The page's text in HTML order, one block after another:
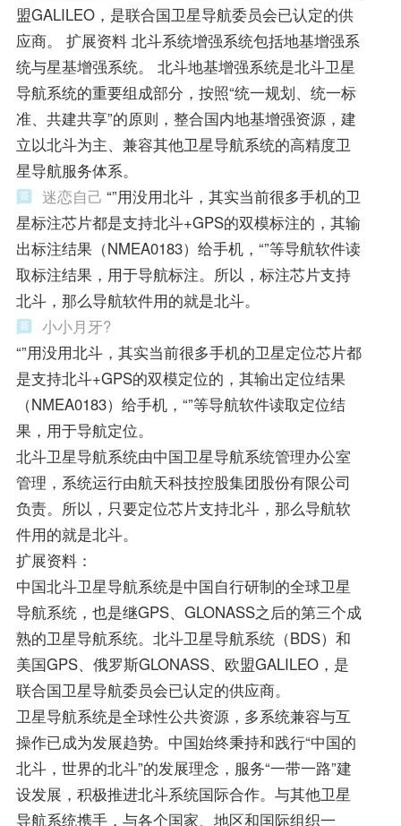
盟GALILEO，是联合国卫星导航委员会已认定的供
应商。 扩展资料 北斗系统增强系统包括地基增强系
统与星基增强系统。 北斗地基增强系统是北斗卫星
导航系统的重要组成部分，按照“统一规划、统一标
准、共建共享”的原则，整合国内地基增强资源，建
立以北斗为主、兼容其他卫星导航系统的高精度卫
星导航服务体系。
迷恋自己 “”用没用北斗，其实当前很多手机的卫
星标注芯片都是支持北斗+GPS的双模标注的，其输
出标注结果（NMEA0183）给手机，“”等导航软件读
取标注结果，用于导航标注。所以，标注芯片支持
北斗，那么导航软件用的就是北斗。
小小月牙?
“”用没用北斗，其实当前很多手机的卫星定位芯片都
是支持北斗+GPS的双模定位的，其输出定位结果
（NMEA0183）给手机，“”等导航软件读取定位结
果，用于导航定位。
北斗卫星导航系统由中国卫星导航系统管理办公室
管理，系统运行由航天科技控股集团股份有限公司
负责。所以，只要定位芯片支持北斗，那么导航软
件用的就是北斗。
扩展资料：
中国北斗卫星导航系统是中国自行研制的全球卫星
导航系统，也是继GPS、GLONASS之后的第三个成
熟的卫星导航系统。北斗卫星导航系统（BDS）和
美国GPS、俄罗斯GLONASS、欧盟GALILEO，是
联合国卫星导航委员会已认定的供应商。
卫星导航系统是全球性公共资源，多系统兼容与互
操作已成为发展趋势。中国始终秉持和践行“中国的
北斗，世界的北斗”的发展理念，服务“一带一路”建
设发展，积极推进北斗系统国际合作。与其他卫星
导航系统携手，与各个国家、地区和国际组织一